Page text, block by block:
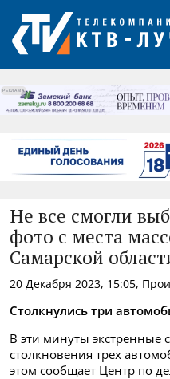
РЕКЛАМА
Не все смогли
фото с места
Самарской
20 Декабря 2023, 15:05,
Столкнулись три
В эти минуты экстренные
столкновения трех
этом сообщает Центр по